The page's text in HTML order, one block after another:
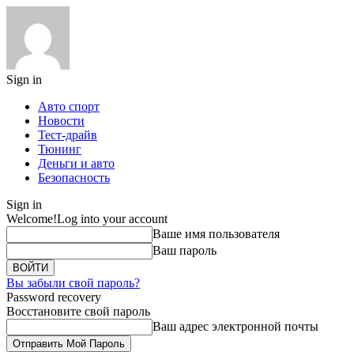
Sign in
Авто спорт
Новости
Тест-драйв
Тюнинг
Деньги и авто
Безопасность
Sign in
Welcome!Log into your account
Ваше имя пользователя
Ваш пароль
Вы забыли свой пароль?
Password recovery
Восстановите свой пароль
Ваш адрес электронной почты